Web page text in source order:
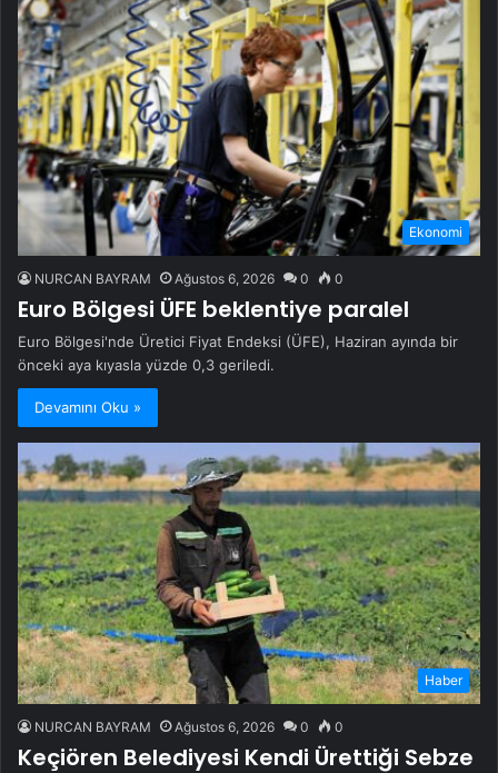
Ekonomi
NURCAN BAYRAM Ağustos 6, 2026 0 0
Euro Bölgesi ÜFE beklentiye paralel
Euro Bölgesi'nde Üretici Fiyat Endeksi (ÜFE), Haziran ayında bir
önceki aya kıyasla yüzde 0,3 geriledi.
Devamını Oku »
Haber
NURCAN BAYRAM Ağustos 6, 2026 0 0
Keçiören Belediyesi Kendi Ürettiği Sebze